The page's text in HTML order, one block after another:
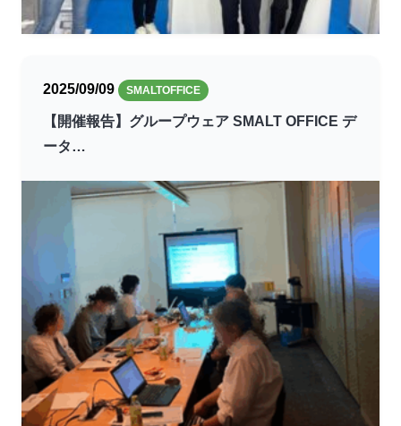
2025/09/09 SMALTOFFICE
【開催報告】グループウェア SMALT OFFICE デ
ータ…